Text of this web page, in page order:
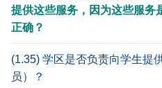
提供这些服务，因为这些服务
正确？
(1.35) 学区是否负责向学生提
员）？